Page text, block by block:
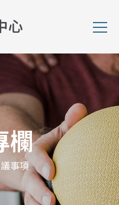
欄
事項